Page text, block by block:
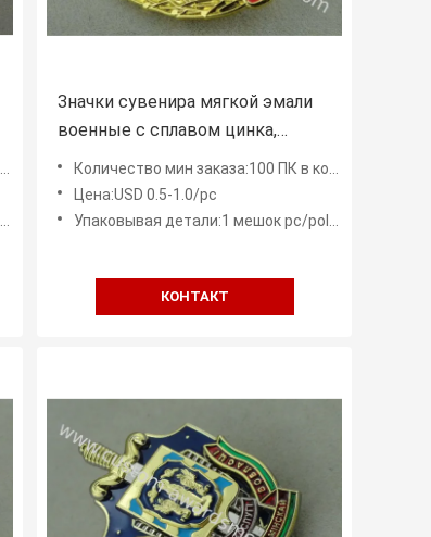
Значки сувенира мягкой эмали
военные с сплавом цинка,
умирают пораженные значки
наград армии
Количество мин заказа:100 ПК в конструкцию
Цена:USD 0.5-1.0/pc
Упаковывая детали:1 мешок pc/poly, мешок середины 50 ПК
КОНТАКТ